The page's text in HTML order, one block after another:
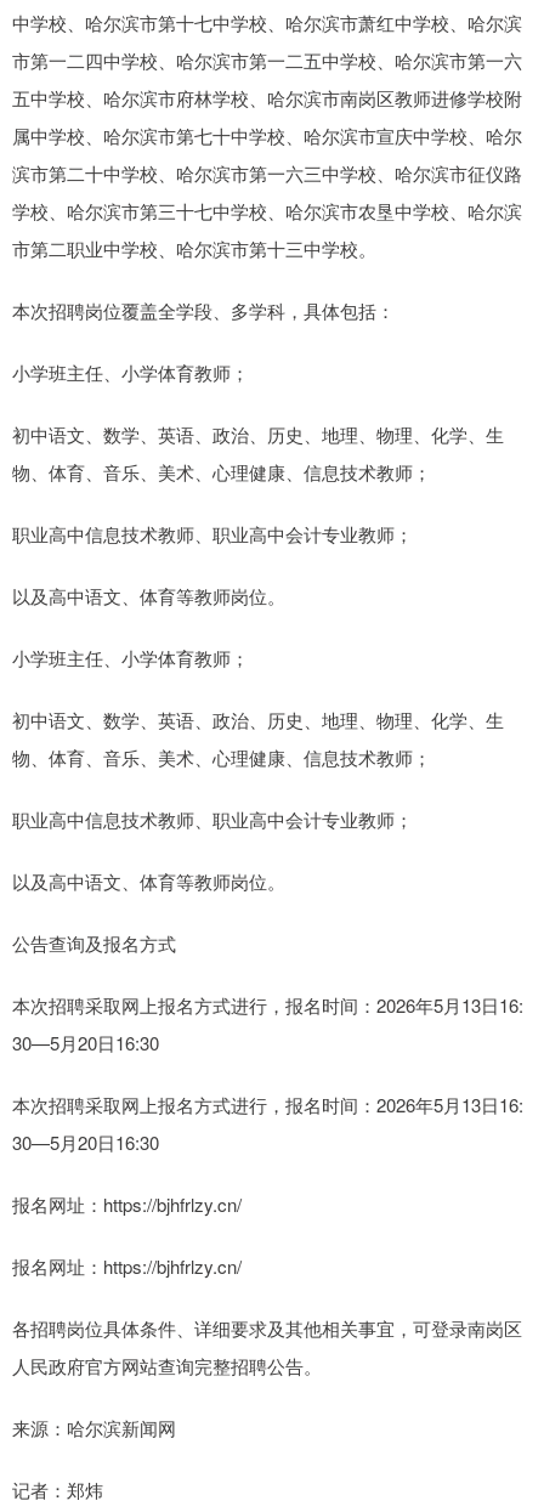
中学校、哈尔滨市第十七中学校、哈尔滨市萧红中学校、哈尔滨
市第一二四中学校、哈尔滨市第一二五中学校、哈尔滨市第一六
五中学校、哈尔滨市府林学校、哈尔滨市南岗区教师进修学校附
属中学校、哈尔滨市第七十中学校、哈尔滨市宣庆中学校、哈尔
滨市第二十中学校、哈尔滨市第一六三中学校、哈尔滨市征仪路
学校、哈尔滨市第三十七中学校、哈尔滨市农垦中学校、哈尔滨
市第二职业中学校、哈尔滨市第十三中学校。
本次招聘岗位覆盖全学段、多学科，具体包括：
小学班主任、小学体育教师；
初中语文、数学、英语、政治、历史、地理、物理、化学、生
物、体育、音乐、美术、心理健康、信息技术教师；
职业高中信息技术教师、职业高中会计专业教师；
以及高中语文、体育等教师岗位。
小学班主任、小学体育教师；
初中语文、数学、英语、政治、历史、地理、物理、化学、生
物、体育、音乐、美术、心理健康、信息技术教师；
职业高中信息技术教师、职业高中会计专业教师；
以及高中语文、体育等教师岗位。
公告查询及报名方式
本次招聘采取网上报名方式进行，报名时间：2026年5月13日16:
30—5月20日16:30
本次招聘采取网上报名方式进行，报名时间：2026年5月13日16:
30—5月20日16:30
报名网址：https://bjhfrlzy.cn/
报名网址：https://bjhfrlzy.cn/
各招聘岗位具体条件、详细要求及其他相关事宜，可登录南岗区
人民政府官方网站查询完整招聘公告。
来源：哈尔滨新闻网
记者：郑炜